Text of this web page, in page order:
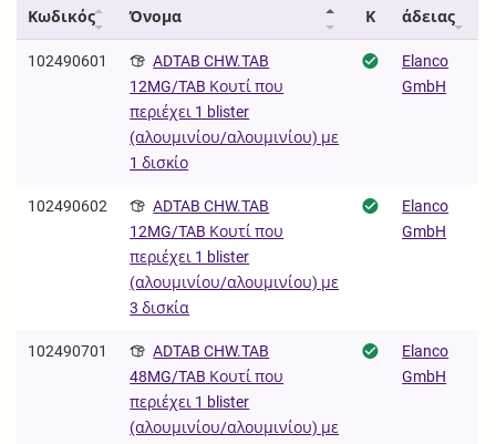
Κωδικός Όνομα Κ
άδειας
102490601
ADTAB CHW.TAB
12MG/TAB Κουτί που
περιέχει 1 blister
(αλουμινίου/αλουμινίου) με
1 δισκίο
Elanco
GmbH
102490602
ADTAB CHW.TAB
12MG/TAB Κουτί που
περιέχει 1 blister
(αλουμινίου/αλουμινίου) με
3 δισκία
Elanco
GmbH
102490701
ADTAB CHW.TAB
48MG/TAB Κουτί που
περιέχει 1 blister
(αλουμινίου/αλουμινίου) με
Elanco
GmbH